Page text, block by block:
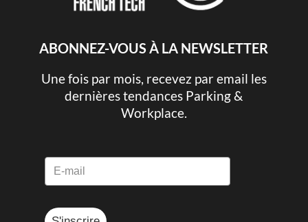
ABONNEZ-VOUS À LA NEWSLETTER
Une fois par mois, recevez par email les
dernières tendances Parking &
Workplace.